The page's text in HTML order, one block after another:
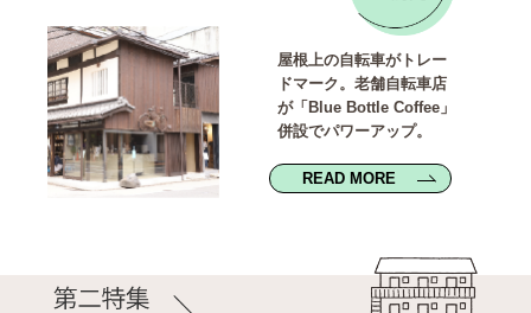
屋根上の自転車がトレー
ドマーク。老舗自転車店
が「Blue Bottle Coffee」
併設でパワーアップ。
READ MORE